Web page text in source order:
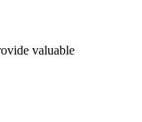
valuable